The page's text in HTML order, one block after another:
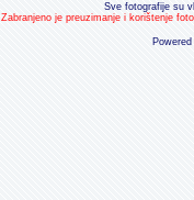
Sve fotografije su
Zabranjeno je preuzimanje i korištenje